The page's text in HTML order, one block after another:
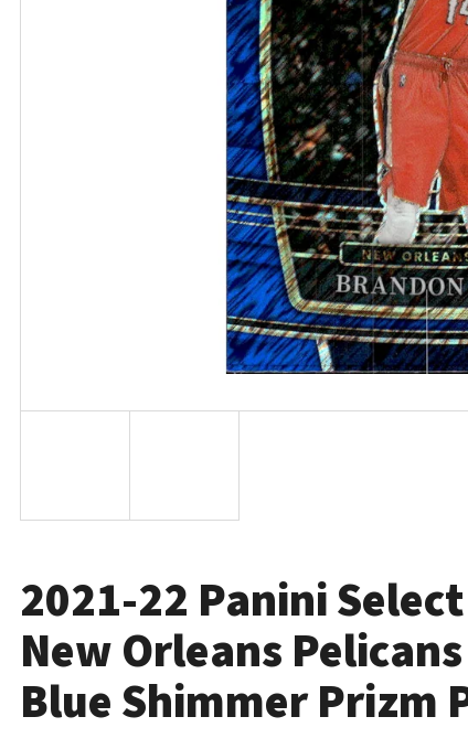
2021-22 Panini
New Orleans
Blue Shimmer Prizm
POKÉMON
BOOSTER
990 Kč